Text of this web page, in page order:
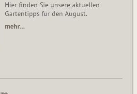
Hier finden Sie unsere aktuellen
Gartentipps für den August.
mehr…